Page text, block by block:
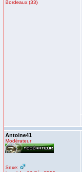
Bordeaux (33)
Antoine41
Modérateur
Sexe: